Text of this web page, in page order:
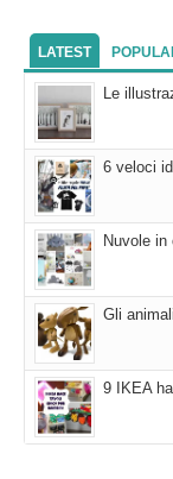
LATEST
Le
6 veloci
Nuvole
Gli
9 IKEA